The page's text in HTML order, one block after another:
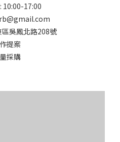
10:00-17:00
吳鳳北路208號
提案
採購